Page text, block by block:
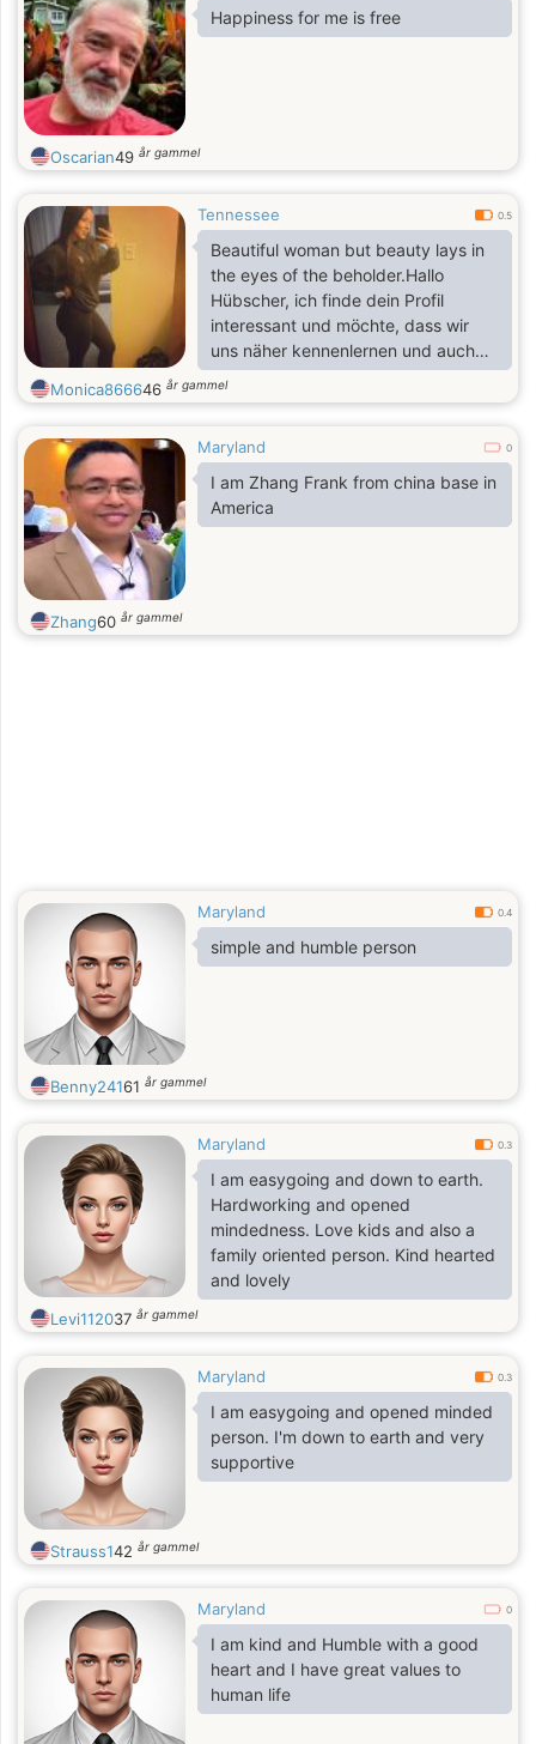
Happiness for me is free
Oscarian49 år gammel
Tennessee 0.5
Beautiful woman but beauty lays in
the eyes of the beholder.Hallo
Hübscher, ich finde dein Profil
interessant und möchte, dass wir
uns näher kennenlernen und auch
Bilder austauschen. Wenn es Ihnen
also nichts ausmacht, können wir
unterhalten, damit Sie mir Ihre
schicken können
Monica866646 år gammel
Maryland 0
I am Zhang Frank from china base in
America
Zhang60 år gammel
Maryland 0.4
simple and humble person
Benny24161 år gammel
Maryland 0.3
I am easygoing and down to earth.
Hardworking and opened
mindedness. Love kids and also a
family oriented person. Kind hearted
and lovely
Levi112037 år gammel
Maryland 0.3
I am easygoing and opened minded
person. I'm down to earth and very
supportive
Strauss142 år gammel
Maryland 0
I am kind and Humble with a good
heart and I have great values to
human life